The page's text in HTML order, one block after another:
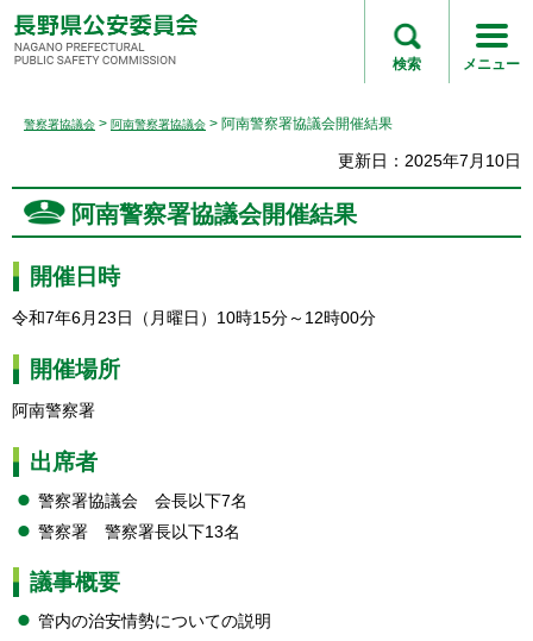
長野県公安委員会
NAGANO
COMMISSION
検索 メニュー
警察署協議会 > 阿南警察署協議会 > 阿南警察署協議会開催結果
更新日：2025年7月10日
阿南警察署協議会開催結果
開催日時
令和7年6月23日（月曜日）10時15分～12時00分
開催場所
阿南警察署
出席者
警察署協議会 会長以下7名
警察署
警察署長以下13名
議事概要
管内の治安情勢についての説明